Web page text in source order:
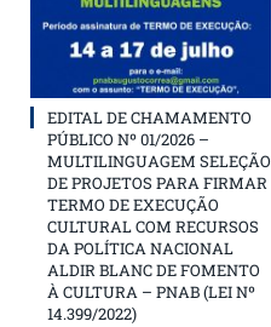
EDITAL DE CHAMAMENTO
PÚBLICO Nº 01/2026 –
MULTILINGUAGEM SELEÇÃO
DE PROJETOS PARA FIRMAR
TERMO DE EXECUÇÃO
CULTURAL COM RECURSOS
DA POLÍTICA NACIONAL
ALDIR BLANC DE FOMENTO
À CULTURA – PNAB (LEI Nº
14.399/2022)